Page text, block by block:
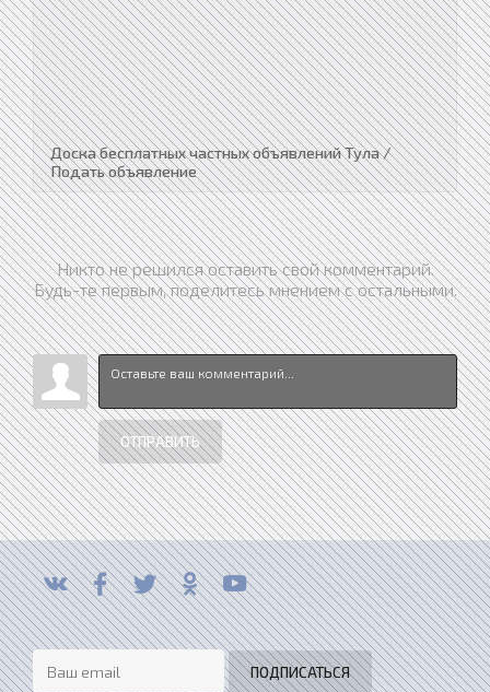
Доска бесплатных частных объявлений Тула /
Подать объявление
Никто не решился оставить свой комментарий.
Будь-те первым, поделитесь мнением с остальными.
ОТПРАВИТЬ